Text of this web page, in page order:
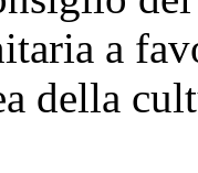
a
della